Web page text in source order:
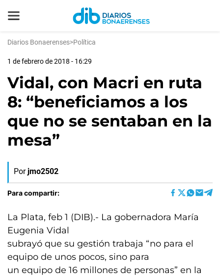
Diarios Bonaerenses>Política
1 de febrero de 2018 - 16:29
Vidal, con Macri en ruta
8: “beneficiamos a los
que no se sentaban en la
mesa”
Por jmo2502
Para compartir:
La Plata, feb 1 (DIB).- La gobernadora María
Eugenia Vidal
subrayó que su gestión trabaja “no para el
equipo de unos pocos, sino para
un equipo de 16 millones de personas” en la